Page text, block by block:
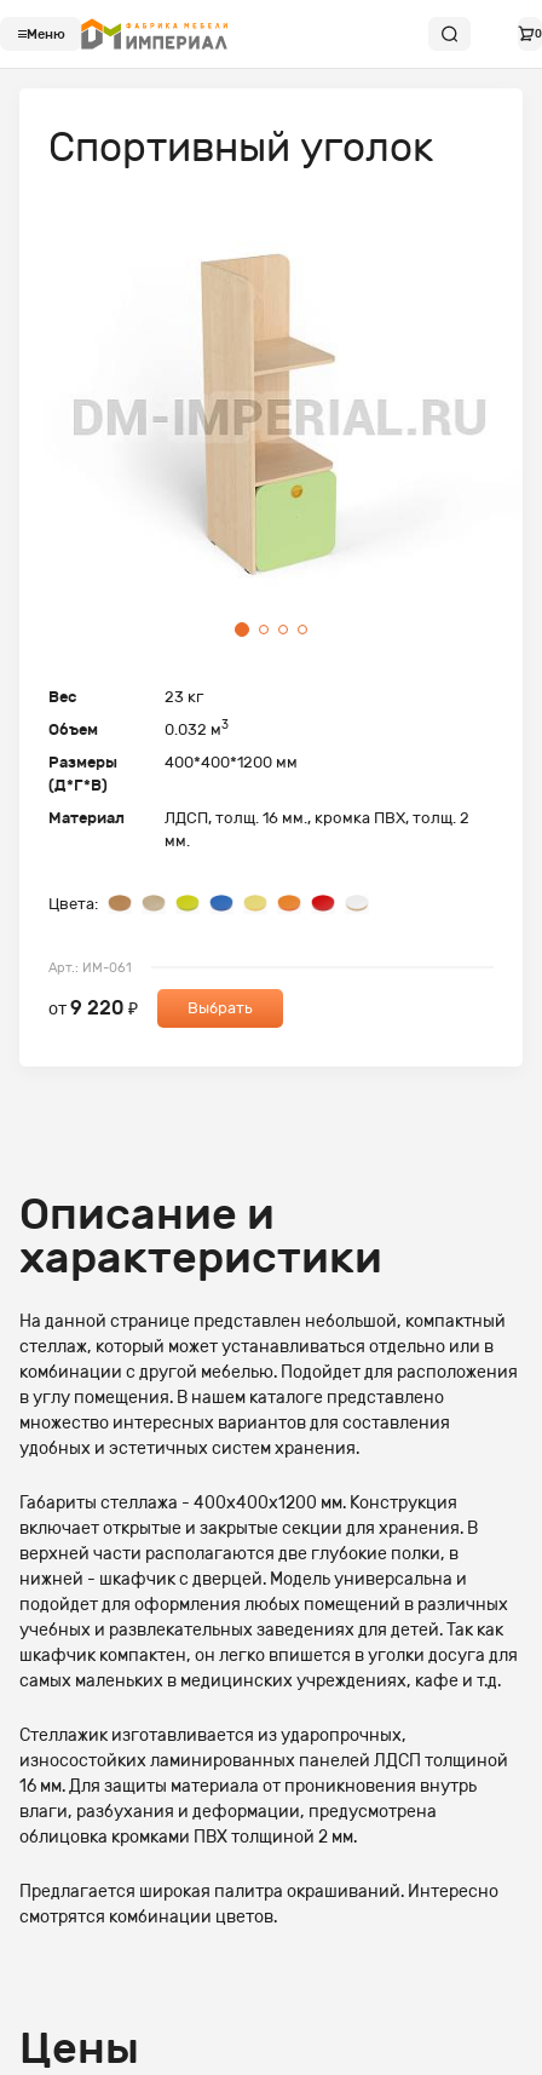
Меню 0
Вес
23 кг
Объем
0.032 м3
Размеры
(Д*Г*В)
400*400*1200 мм
Материал
ЛДСП, толщ. 16 мм., кромка ПВХ, толщ. 2
мм.
Цвета:
Арт.: ИМ-061
от9 220 ₽ Выбрать
Спортивный уголок
Описание и
характеристики
На данной странице представлен небольшой, компактный
стеллаж, который может устанавливаться отдельно или в
комбинации с другой мебелью. Подойдет для расположения
в углу помещения. В нашем каталоге представлено
множество интересных вариантов для составления
удобных и эстетичных систем хранения.
Габариты стеллажа - 400х400х1200 мм. Конструкция
включает открытые и закрытые секции для хранения. В
верхней части располагаются две глубокие полки, в
нижней - шкафчик с дверцей. Модель универсальна и
подойдет для оформления любых помещений в различных
учебных и развлекательных заведениях для детей. Так как
шкафчик компактен, он легко впишется в уголки досуга для
самых маленьких в медицинских учреждениях, кафе и т.д.
Стеллажик изготавливается из ударопрочных,
износостойких ламинированных панелей ЛДСП толщиной
16 мм. Для защиты материала от проникновения внутрь
влаги, разбухания и деформации, предусмотрена
облицовка кромками ПВХ толщиной 2 мм.
Предлагается широкая палитра окрашиваний. Интересно
смотрятся комбинации цветов.
Цены